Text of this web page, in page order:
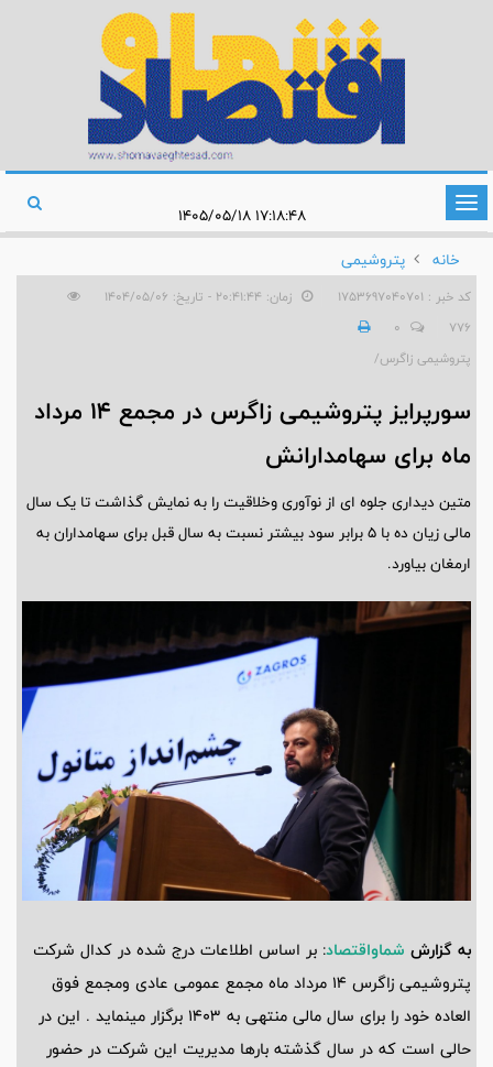
تغییر
وضعیت
ناوبری
۱۷:۱۸:۴۸ ۱۴۰۵/۰۵/۱۸
خانه
پتروشیمی
کد خبر : 1753697040701
زمان: ۲۰:۴۱:۴۴ - تاریخ: ۱۴۰۴/۰۵/۰۶
776
0
پتروشیمی زاگرس/
سورپرایز پتروشیمی زاگرس در مجمع ۱۴ مرداد
ماه برای سهامدارانش
متین دیداری جلوه ای از نوآوری و‌خلاقیت را به نمایش گذاشت تا یک سال
مالی زیان ده با ۵ برابر سود بیشتر نسبت به سال قبل برای سهامداران به
ارمغان بیاورد.
به گزارش شماواقتصاد: بر اساس اطلاعات درج شده در کدال شرکت
پتروشیمی زاگرس 14 مرداد ماه مجمع عمومی عادی و‌مجمع فوق
العاده خود را برای سال مالی منتهی به 1403 برگزار مینماید . این در
حالی است که در سال گذشته بارها مدیریت این شرکت در حضور